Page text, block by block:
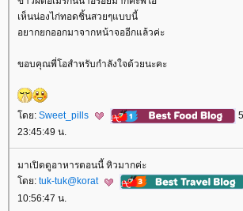
เห็นน่องไก่ทอดชิ้นสวยๆแบบนี้
อยากยกออกมาจากหน้าจออีกแล้วค่ะ
ขอบคุณพี่โอสำหรับกำลังใจด้วยนะคะ
ดย: Sweet_pills
23:45:49 น.
มาเปิดดูอาหารตอนนี้ หิวมากค่ะ
ดย: tuk-tuk@korat
10:56:47 น.